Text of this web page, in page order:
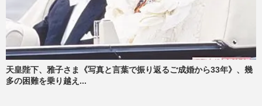
天皇陛下、雅子さま《写真と言葉で振り返るご成婚から33年》、幾
多の困難を乗り越え...